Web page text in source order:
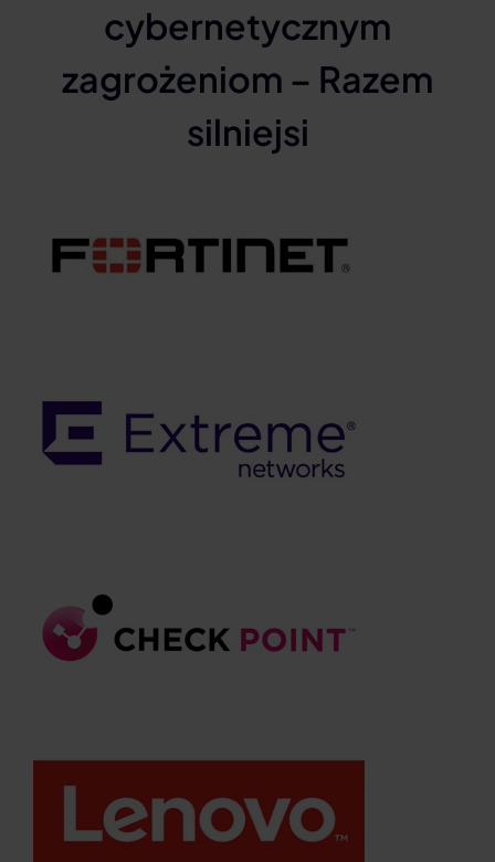
cybernetycznym
zagrożeniom – Razem
silniejsi